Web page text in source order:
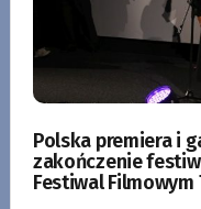
Polska premiera i
zakończenie
Festiwal Filmowym